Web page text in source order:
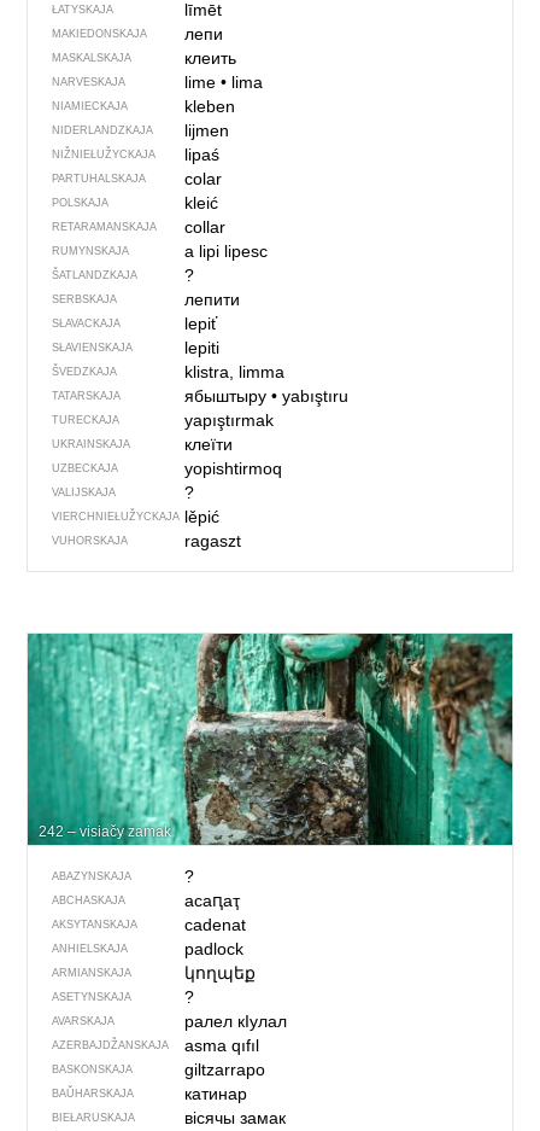
ŁATYSKAJA līmēt
MAKIEDONSKAJA лепи
MASKALSKAJA клеить
NARVESKAJA lime• lima
NIAMIECKAJA kleben
NIDERLANDZKAJA lijmen
NIŽNIEŁUŽYCKAJA lipaś
PARTUHALSKAJA colar
POLSKAJA kleić
RETARAMANSKAJA collar
RUMYNSKAJA a lipi lipesc
ŠATLANDZKAJA ?
SERBSKAJA лепити
SŁAVACKAJA lepiť
SŁAVIENSKAJA lepiti
ŠVEDZKAJA klistra, limma
TATARSKAJA ябыштыру• yabıştıru
TURECKAJA yapıştırmak
UKRAINSKAJA клеїти
UZBECKAJA yopishtirmoq
VALIJSKAJA ?
VIERCHNIE­ŁUŽYCKAJA lěpić
VUHORSKAJA ragaszt
242 – visiačy zamak
ABAZYNSKAJA ?
ABCHASKAJA асаԥаҭ
AKSYTANSKAJA cadenat
ANHIELSKAJA padlock
ARMIANSKAJA կողպեք
ASETYNSKAJA ?
AVARSKAJA ралел кIулал
AZERBAJDŽAN­SKAJA asma qıfıl
BASKONSKAJA giltzarrapo
BAŬHARSKAJA катинар
BIEŁARUSKAJA вісячы замак